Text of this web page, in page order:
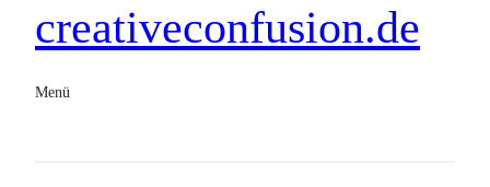
creativeconfusion.de
Menü